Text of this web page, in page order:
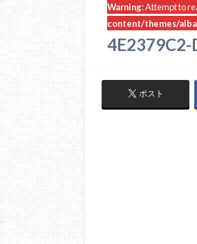
Warning: Attempt to
content/themes/
ポスト